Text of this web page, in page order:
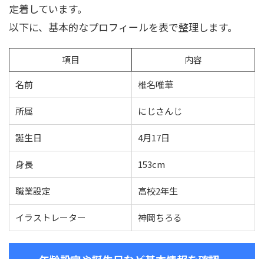
定着しています。
以下に、基本的なプロフィールを表で整理します。
項目
内容
名前
椎名唯華
所属 にじさんじ
誕生日 4月17日
身長 153cm
職業設定 高校2年生
イラストレーター 神岡ちろる